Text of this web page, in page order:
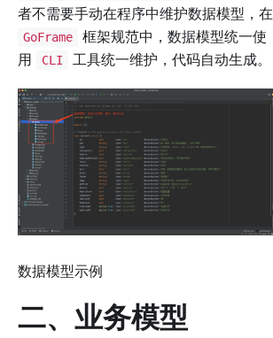
者不需要手动在程序中维护数据模型，在
GoFrame
框架规范中，数据模型统一使
用
CLI 工具统一维护，代码自动生成。
数据模型示例
二、业务模型